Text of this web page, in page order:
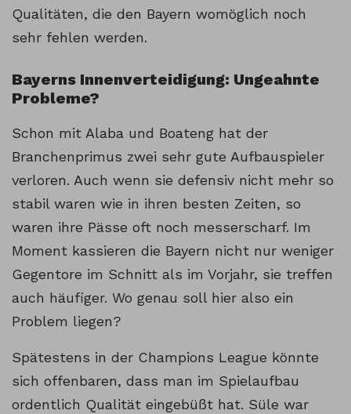
Qualitäten, die den Bayern womöglich noch
sehr fehlen werden.
Bayerns Innenverteidigung: Ungeahnte
Probleme?
Schon mit Alaba und Boateng hat der
Branchenprimus zwei sehr gute Aufbauspieler
verloren. Auch wenn sie defensiv nicht mehr so
stabil waren wie in ihren besten Zeiten, so
waren ihre Pässe oft noch messerscharf. Im
Moment kassieren die Bayern nicht nur weniger
Gegentore im Schnitt als im Vorjahr, sie treffen
auch häufiger. Wo genau soll hier also ein
Problem liegen?
Spätestens in der Champions League könnte
sich offenbaren, dass man im Spielaufbau
ordentlich Qualität eingebüßt hat. Süle war